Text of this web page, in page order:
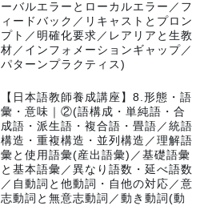
ーバルエラーとローカルエラー／フ
ィードバック／リキャストとプロン
プト／明確化要求／レアリアと生教
材／インフォメーションギャップ／
パターンプラクティス)
【日本語教師養成講座】8.形態・語
彙・意味｜②(語構成・単純語・合
成語・派生語・複合語・畳語／統語
構造・重複構造・並列構造／理解語
彙と使用語彙(産出語彙)／基礎語彙
と基本語彙／異なり語数・延べ語数
／自動詞と他動詞・自他の対応／意
志動詞と無意志動詞／動き動詞(動